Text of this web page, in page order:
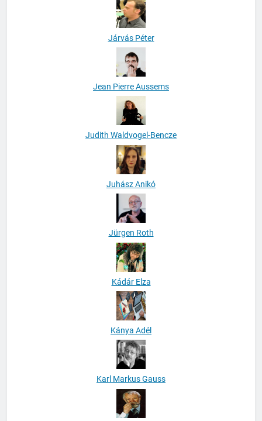
Járvás Péter
Jean Pierre Aussems
Judith Waldvogel-Bencze
Juhász Anikó
Jürgen Roth
Kádár Elza
Kánya Adél
Karl Markus Gauss